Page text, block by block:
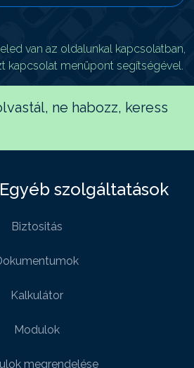
van az oldalunkal kapcsolatban,
kapcsolat menüpont segítségével.
ne habozz, keress
szolgáltatások
Biztositás
Kalkulátor
Modulok
megrendelése